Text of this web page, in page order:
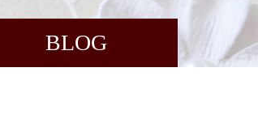
BLOG